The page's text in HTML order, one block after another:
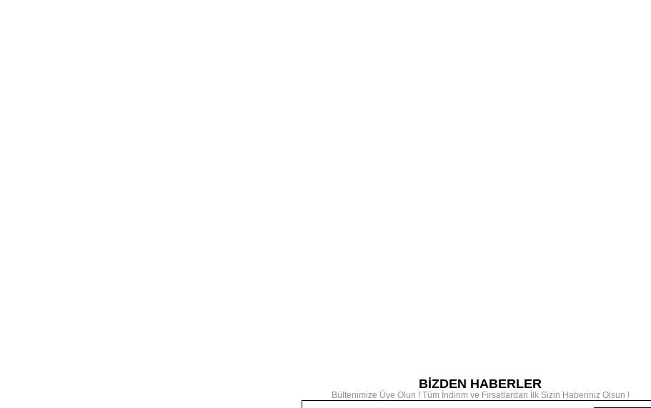
BİZDEN HABERLER
Bültenimize Üye Olun ! Tüm İndirim ve Fırsatlardan İlk Sizin Haberiniz Olsun !